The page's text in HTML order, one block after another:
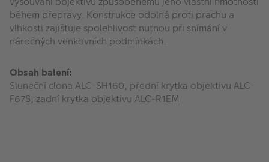
během přepravy. Konstrukce odolná proti prachu a
vlhkosti zajišťuje spolehlivost nutnou při snímání v
náročných venkovních podmínkách.
Obsah balení:
Sluneční clona ALC-SH160, přední krytka objektivu ALC-
F67S, zadní krytka objektivu ALC-R1EM